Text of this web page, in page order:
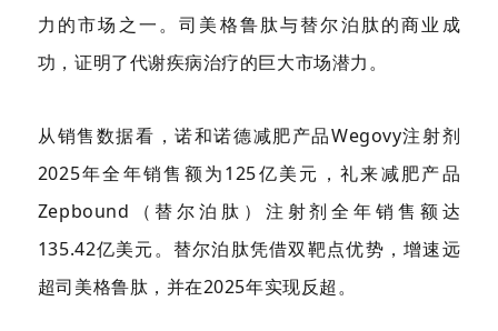
力的市场之一。司美格鲁肽与替尔泊肽的商业成
功，证明了代谢疾病治疗的巨大市场潜力。
从销售数据看，诺和诺德减肥产品Wegovy注射剂
2025年全年销售额为125亿美元，礼来减肥产品
Zepbound（替尔泊肽）注射剂全年销售额达
135.42亿美元。替尔泊肽凭借双靶点优势，增速远
超司美格鲁肽，并在2025年实现反超。